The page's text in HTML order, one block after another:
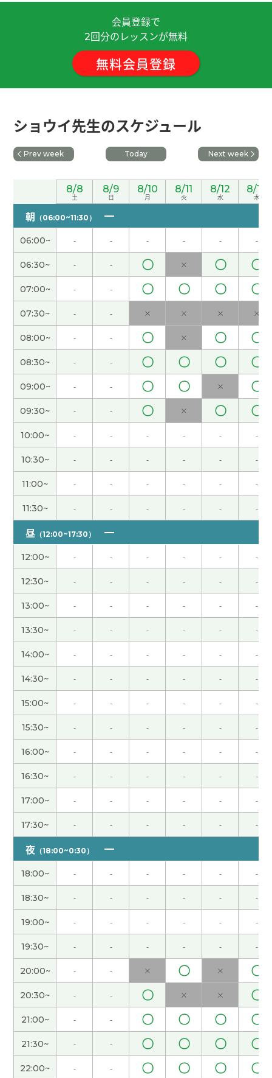
谢谢老师！我会努力学习的。( 30代 女性 )
因为暑假的时候学生很多，所以我的工作很忙。我
秋天打算回国。( 女性 )
面。( 女性 )
您参加志愿者活动真了不起，我很敬佩您！( 女性 )
今天我休息。我在家一边看YouTube一边学中文。
女性 )
好久不见、今天聊得很开心、谢谢老师。期待下次
见!( 男性 )
还好,没有以前那么忙了。 ( 女性 )
端午节休息，但是还没有什么安排。如果没有安排
的话，我打算在家好好休息。( 女性 )
下次见!( 女性 )
是啊。年纪越来越大，我觉得时间过得越来越快。
女性 )
今天谢谢你：）
外面非常热，但是我的办公室有点儿冷，因为空调
开得很大。
愉快的交谈。 谢谢！ ( 40代 男性 )
我做的菜很简单，用不了三十分钟。哈哈( 女性 )
谢谢！！
今天我也上班，时间和平日一样。 ( 女性 )
いつも楽しく話していただきありがとうございま
す！( 40代 男性 )
我打算一直在家,因为我不喜欢去人太多的地方。(
女性 )
还是你要参加义务活动吗?( 女性 )
我也这么想。以前我节假日去旅游，太累了。
)
因为黄金周我们学校有课，所以假期很短。我不能
回国，很遗憾。
你参加什么样的义务活动?( 女性 )
我喜欢吃意大利菜，所以今天晚饭吃了萨莉亚的外
卖。( 女性 )
大连还是很冷啊。 最近听说日本的樱花开得很漂
亮。( 女性 )
我不j我不知道为什么,上次用不了Teams，可下课以
后,我自己解决问题了。下次应该不会出问题的。(
女性 )
会員登録で
2回分のレッスンが無料
無料会員登録
ショウイ先生のスケジュール
Prev week Today Next week
8/8
土
8/9
日
8/10
月
8/11
火
8/12
水
8/13
木
朝 （06:00~11:30）
06:00~ - - - - - -
06:30~ - - 〇 × 〇 〇
07:00~ - - 〇 〇 〇 〇
07:30~ - - × × × ×
08:00~ - - 〇 × 〇 〇
08:30~ - - 〇 〇 〇 〇
09:00~ - - 〇 〇 × 〇
09:30~ - - 〇 × 〇 〇
10:00~ - - - - - -
10:30~ - - - - - -
11:00~ - - - - - -
11:30~ - - - - - -
昼 （12:00~17:30）
12:00~ - - - - - -
12:30~ - - - - - -
13:00~ - - - - - -
13:30~ - - - - - -
14:00~ - - - - - -
14:30~ - - - - - -
15:00~ - - - - - -
15:30~ - - - - - -
16:00~ - - - - - -
16:30~ - - - - - -
17:00~ - - - - - -
17:30~ - - - - - -
夜 （18:00~0:30）
18:00~ - - - - - -
18:30~ - - - - - -
19:00~ - - - - - -
19:30~ - - - - - -
20:00~ - - × 〇 × 〇
20:30~ - - 〇 × × 〇
21:00~ - - 〇 〇 〇 〇
21:30~ - - 〇 〇 〇 〇
22:00~ - - 〇 〇 〇 〇